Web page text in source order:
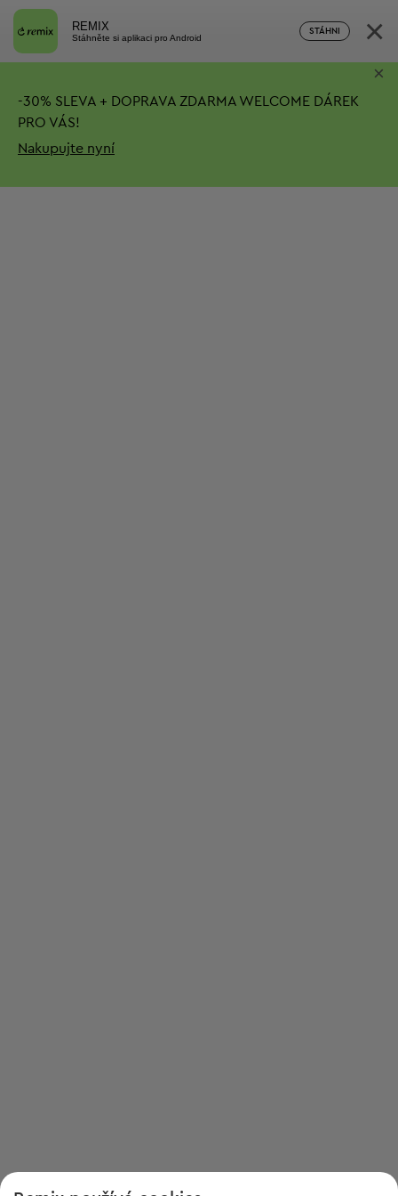
REMIX
Stáhněte si aplikaci pro Android
STÁHNI ×
-30% SLEVA + DOPRAVA ZDARMA WELCOME DÁREK
PRO VÁS!
Nakupujte nyní
×